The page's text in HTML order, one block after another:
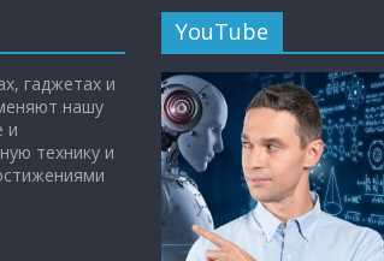
гаджетах и
нашу
и
технику и
YouTube